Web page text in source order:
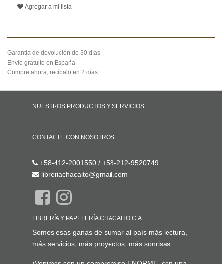
Agregar a mi lista
Garantía de devolución de 30 días
Envío gratuito en España
Compre ahora, recíbalo en 2 días.
NUESTROS PRODUCTOS Y SERVICIOS
CONTACTE CON NOSOTROS
+58-412-2001550 / +58-212-9520749
libreriachacaito@gmail.com
LIBRERÍA Y PAPELERÍA CHACAITO C.A. -
Somos esas ganas de sumar al país más lectura,
más servicios, más proyectos, más sonrisas.